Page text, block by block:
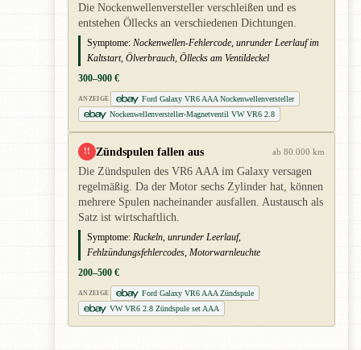
Die Nockenwellenversteller verschleißen und es
entstehen Öllecks an verschiedenen Dichtungen.
Symptome: Nockenwellen-Fehlercode, unrunder Leerlauf im
Kaltstart, Ölverbrauch, Öllecks am Ventildeckel
300–900 €
ANZEIGE
Ford Galaxy VR6 AAA Nockenwellenversteller
Nockenwellenversteller-Magnetventil VW VR6 2.8
!! Zündspulen fallen aus ab 80.000 km
Die Zündspulen des VR6 AAA im Galaxy versagen
regelmäßig. Da der Motor sechs Zylinder hat, können
mehrere Spulen nacheinander ausfallen. Austausch als
Satz ist wirtschaftlich.
Symptome: Ruckeln, unrunder Leerlauf,
Fehlzündungsfehlercodes, Motorwarnleuchte
200–500 €
ANZEIGE
Ford Galaxy VR6 AAA Zündspule
VW VR6 2.8 Zündspule set AAA